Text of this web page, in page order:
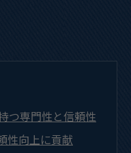
つ専門性と信頼性
性向上に貢献